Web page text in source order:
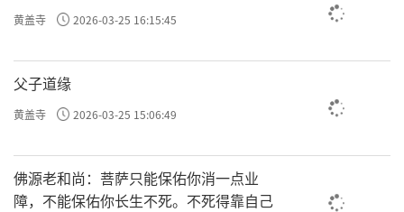
黄盖寺 2026-03-25 16:15:45
父子道缘
黄盖寺 2026-03-25 15:06:49
佛源老和尚：菩萨只能保佑你消一点业
障，不能保佑你长生不死。不死得靠自己